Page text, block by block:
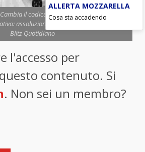
il codice Wada dal 2027. Ma Jannik
assoluzione o condanna? (Foto Ansa) -
Blitz Quotidiano
l'accesso per
contenuto. Si
. Non sei un membro?
ALLERTA MOZZARELLA
Cosa sta accadendo